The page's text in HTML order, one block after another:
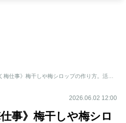
《無理なく続く梅仕事》梅干しや梅シロップの作り方。活用レシピでおいしくアレンジも！
2026.06.02 12:00
事》梅干しや梅シロ